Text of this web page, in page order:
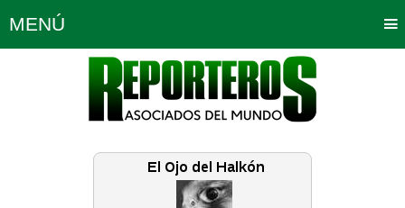
MENÚ
Política Opinión Bogotá
Planeta Tierra Deportes
Educación Neira